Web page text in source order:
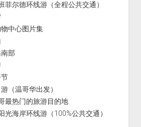
尔德环线游（全程公共交通）
中心图片集
部
（温哥华出发）
最热门的旅游目的地
海岸环线游（100%公共交通）